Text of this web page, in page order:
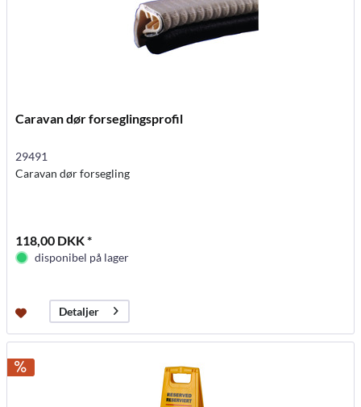
Caravan dør forseglingsprofil
29491
Caravan dør forsegling
118,00 DKK *
disponibel på lager
Detaljer